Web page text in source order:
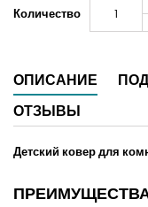
Количество
ОПИСАНИЕ
ОТЗЫВЫ
Детский ковер для